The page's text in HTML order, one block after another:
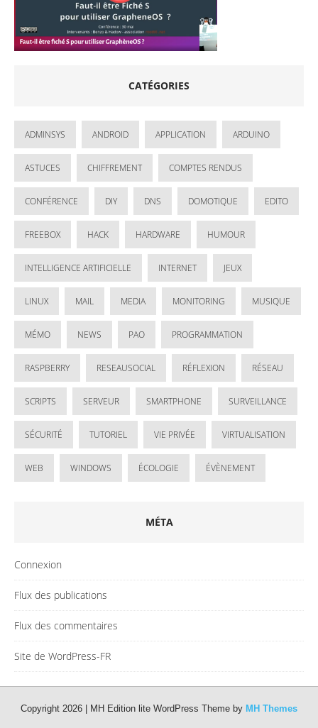
CATÉGORIES
ADMINSYS ANDROID APPLICATION ARDUINO
ASTUCES CHIFFREMENT COMPTES RENDUS
CONFÉRENCE DIY DNS DOMOTIQUE EDITO
FREEBOX HACK HARDWARE HUMOUR
INTELLIGENCE ARTIFICIELLE INTERNET JEUX
LINUX MAIL MEDIA MONITORING MUSIQUE
MÉMO NEWS PAO PROGRAMMATION
RASPBERRY RESEAUSOCIAL RÉFLEXION RÉSEAU
SCRIPTS SERVEUR SMARTPHONE SURVEILLANCE
SÉCURITÉ TUTORIEL VIE PRIVÉE VIRTUALISATION
WEB WINDOWS ÉCOLOGIE ÉVÈNEMENT
MÉTA
Connexion
Flux des publications
Flux des commentaires
Site de WordPress-FR
Copyright 2026 | MH Edition lite WordPress Theme by MH Themes